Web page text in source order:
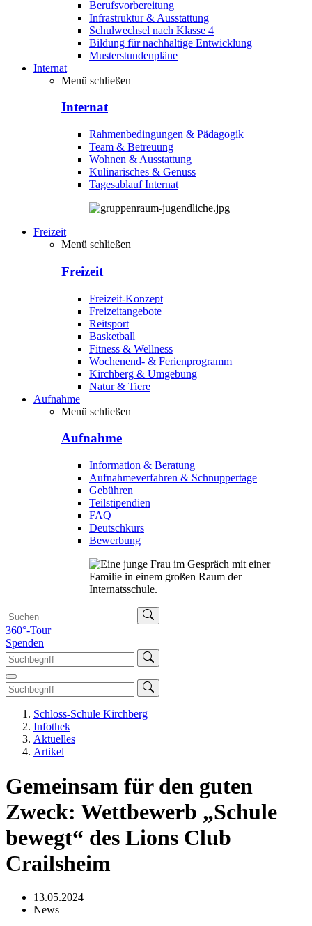
Berufsvorbereitung
Infrastruktur & Ausstattung
Schulwechsel nach Klasse 4
Bildung für nachhaltige Entwicklung
Musterstundenpläne
Internat
Menü schließen
Internat
Rahmenbedingungen & Pädagogik
Team & Betreuung
Wohnen & Ausstattung
Kulinarisches & Genuss
Tagesablauf Internat
Freizeit
Menü schließen
Freizeit
Freizeit-Konzept
Freizeitangebote
Reitsport
Basketball
Fitness & Wellness
Wochenend- & Ferienprogramm
Kirchberg & Umgebung
Natur & Tiere
Aufnahme
Menü schließen
Aufnahme
Information & Beratung
Aufnahmeverfahren & Schnuppertage
Gebühren
Teilstipendien
FAQ
Deutschkurs
Bewerbung
360°-Tour
Spenden
Schloss-Schule Kirchberg
Infothek
Aktuelles
Artikel
Gemeinsam für den guten
Zweck: Wettbewerb „Schule
bewegt“ des Lions Club
Crailsheim
13.05.2024
News